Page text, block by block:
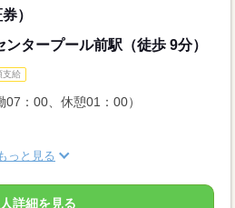
）
タープール前駅（徒歩 9分）
支給
：00、休憩01：00）
っと見る
詳細を見る